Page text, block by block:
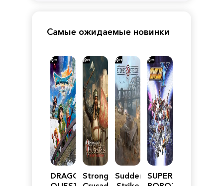
Самые ожидаемые новинки
DRAGONStrongholdSudden
SUPER